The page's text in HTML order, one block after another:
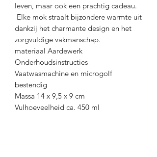
leven, maar ook een prachtig cadeau.
Elke mok straalt bijzondere warmte uit
dankzij het charmante design en het
zorgvuldige vakmanschap.
materiaal Aardewerk
Onderhoudsinstructies
Vaatwasmachine en microgolf
bestendig
Massa 14 x 9,5 x 9 cm
Vulhoeveelheid ca. 450 ml